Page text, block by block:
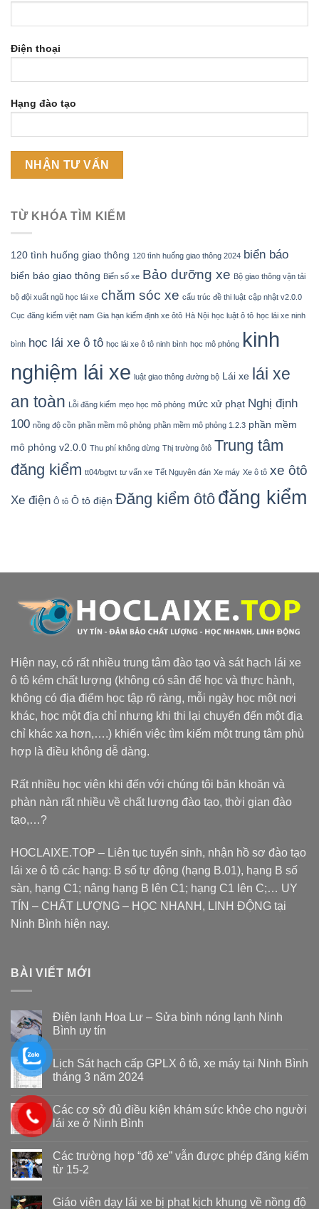
Điện thoại
Hạng đào tạo
TỪ KHÓA TÌM KIẾM
120 tình huống giao thông 120 tình huống giao thông 2024 biển báo
biển báo giao thông Biển số xe Bảo dưỡng xe Bộ giao thông vận tải
bộ đội xuất ngũ học lái xe chăm sóc xe cấu trúc đề thi luật cập nhật v2.0.0
Cục đăng kiểm việt nam Gia hạn kiểm định xe ôtô Hà Nội học luật ô tô học lái xe ninh
bình học lái xe ô tô học lái xe ô tô ninh bình học mô phỏng kinh
nghiệm lái xe luật giao thông đường bộ Lái xe
lái xe
an toàn
Lỗi đăng kiểm mẹo học mô phỏng mức xử phạt Nghị định
100 nồng độ cồn phần mềm mô phỏng phần mềm mô phỏng 1.2.3 phần mềm
mô phỏng v2.0.0 Thu phí không dừng Thị trường ôtô Trung tâm
đăng kiểm tt04/bgtvt tư vấn xe Tết Nguyên đán Xe máy Xe ô tô xe ôtô
Xe điện Ô tô Ô tô điện Đăng kiểm ôtô đăng kiểm
Hiện nay, có rất nhiều trung tâm đào tạo và sát hạch lái xe
ô tô kém chất lượng (không có sân để học và thực hành,
không có địa điểm học tập rõ ràng, mỗi ngày học một nơi
khác, học một địa chỉ nhưng khi thi lại chuyển đến một địa
chỉ khác xa hơn,….) khiến việc tìm kiếm một trung tâm phù
hợp là điều không dễ dàng.
Rất nhiều học viên khi đến với chúng tôi băn khoăn và
phàn nàn rất nhiều về chất lượng đào tạo, thời gian đào
tạo,…?
HOCLAIXE.TOP – Liên tục tuyển sinh, nhận hồ sơ đào tạo
lái xe ô tô các hạng: B số tự động (hạng B.01), hạng B số
sàn, hạng C1; nâng hạng B lên C1; hạng C1 lên C;… UY
TÍN – CHẤT LƯỢNG – HỌC NHANH, LINH ĐỘNG tại
Ninh Bình hiện nay.
BÀI VIẾT MỚI
Điện lạnh Hoa Lư – Sửa bình nóng lạnh Ninh
Bình uy tín
Lịch Sát hạch cấp GPLX ô tô, xe máy tại Ninh Bình
tháng 3 năm 2024
Các cơ sở đủ điều kiện khám sức khỏe cho người
lái xe ở Ninh Bình
Các trường hợp “độ xe” vẫn được phép đăng kiểm
từ 15-2
Giáo viên dạy lái xe bị phạt kịch khung về nồng độ